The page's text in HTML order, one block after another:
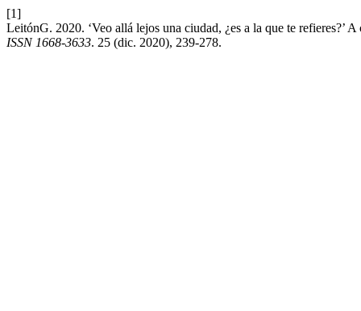
[1]
LeitónG. 2020. ‘Veo allá lejos una ciudad, ¿es a la que te
ISSN 1668-3633. 25 (dic. 2020), 239-278.